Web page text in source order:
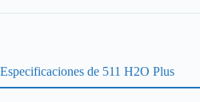
Especificaciones de 511 H2O Plus